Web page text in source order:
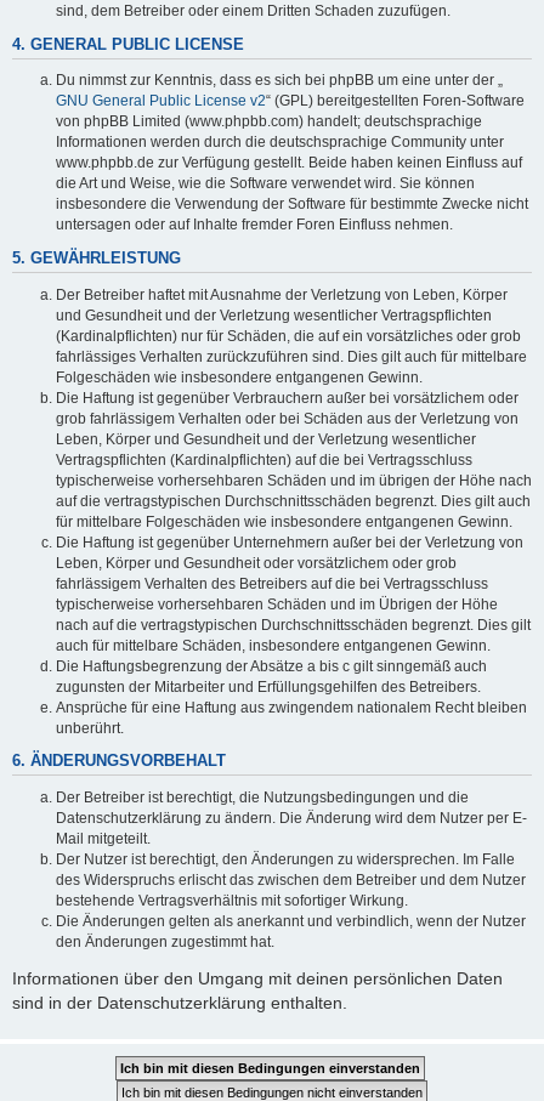
sind, dem Betreiber oder einem Dritten Schaden zuzufügen.
4. GENERAL PUBLIC LICENSE
Du nimmst zur Kenntnis, dass es sich bei phpBB um eine unter der „
GNU General Public License v2“ (GPL) bereitgestellten Foren-Software
von phpBB Limited (www.phpbb.com) handelt; deutschsprachige
Informationen werden durch die deutschsprachige Community unter
www.phpbb.de zur Verfügung gestellt. Beide haben keinen Einfluss auf
die Art und Weise, wie die Software verwendet wird. Sie können
insbesondere die Verwendung der Software für bestimmte Zwecke nicht
untersagen oder auf Inhalte fremder Foren Einfluss nehmen.
5. GEWÄHRLEISTUNG
Der Betreiber haftet mit Ausnahme der Verletzung von Leben, Körper
und Gesundheit und der Verletzung wesentlicher Vertragspflichten
(Kardinalpflichten) nur für Schäden, die auf ein vorsätzliches oder grob
fahrlässiges Verhalten zurückzuführen sind. Dies gilt auch für mittelbare
Folgeschäden wie insbesondere entgangenen Gewinn.
Die Haftung ist gegenüber Verbrauchern außer bei vorsätzlichem oder
grob fahrlässigem Verhalten oder bei Schäden aus der Verletzung von
Leben, Körper und Gesundheit und der Verletzung wesentlicher
Vertragspflichten (Kardinalpflichten) auf die bei Vertragsschluss
typischerweise vorhersehbaren Schäden und im übrigen der Höhe nach
auf die vertragstypischen Durchschnittsschäden begrenzt. Dies gilt auch
für mittelbare Folgeschäden wie insbesondere entgangenen Gewinn.
Die Haftung ist gegenüber Unternehmern außer bei der Verletzung von
Leben, Körper und Gesundheit oder vorsätzlichem oder grob
fahrlässigem Verhalten des Betreibers auf die bei Vertragsschluss
typischerweise vorhersehbaren Schäden und im Übrigen der Höhe
nach auf die vertragstypischen Durchschnittsschäden begrenzt. Dies gilt
auch für mittelbare Schäden, insbesondere entgangenen Gewinn.
Die Haftungsbegrenzung der Absätze a bis c gilt sinngemäß auch
zugunsten der Mitarbeiter und Erfüllungsgehilfen des Betreibers.
Ansprüche für eine Haftung aus zwingendem nationalem Recht bleiben
unberührt.
6. ÄNDERUNGSVORBEHALT
Der Betreiber ist berechtigt, die Nutzungsbedingungen und die
Datenschutzerklärung zu ändern. Die Änderung wird dem Nutzer per E-
Mail mitgeteilt.
Der Nutzer ist berechtigt, den Änderungen zu widersprechen. Im Falle
des Widerspruchs erlischt das zwischen dem Betreiber und dem Nutzer
bestehende Vertragsverhältnis mit sofortiger Wirkung.
Die Änderungen gelten als anerkannt und verbindlich, wenn der Nutzer
den Änderungen zugestimmt hat.
Informationen über den Umgang mit deinen persönlichen Daten
sind in der Datenschutzerklärung enthalten.